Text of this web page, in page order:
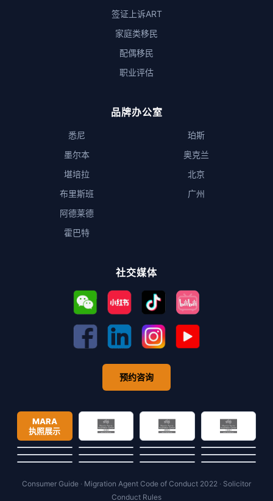
签证上诉ART
家庭类移民
配偶移民
职业评估
品牌办公室
悉尼
墨尔本
堪培拉
布里斯班
阿德莱德
霍巴特
珀斯
奥克兰
北京
广州
社交媒体
预约咨询
MARA
执照展示
Consumer Guide · Migration Agent Code of Conduct 2022 · Solicitor
Conduct Rules